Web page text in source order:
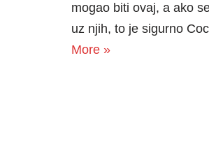
mogao biti ovaj, a ako
uz njih, to je sigurno
More »